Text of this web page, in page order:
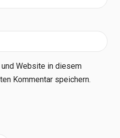
Website in diesem
Kommentar speichern.